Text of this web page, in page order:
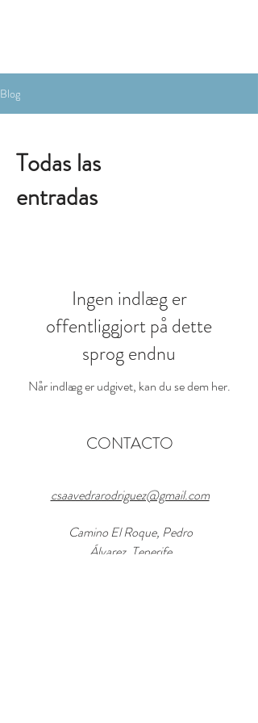
Blog
Todas las
entradas
Ingen indlæg er
offentliggjort på dette
sprog endnu
Når indlæg er udgivet, kan du se dem her.
CONTACTO
csaavedrarodriguez@gmail.com
Camino El Roque, Pedro
Álvarez, Tenerife